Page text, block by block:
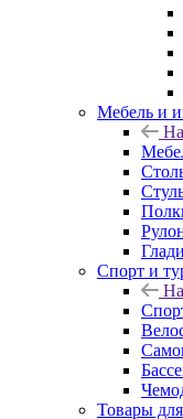
Мебель и
Спорт и
Товары